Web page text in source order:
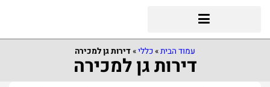
עמוד הבית»כללי»דירות גן למכירה
דירות גן למכירה